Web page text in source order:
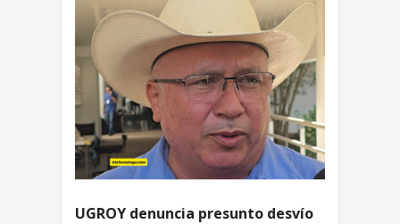
UGROY denuncia presunto desvío